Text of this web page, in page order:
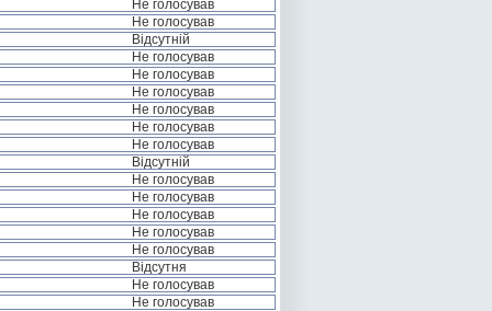
Не голосував
Не голосував
Відсутній
Не голосував
Не голосував
Не голосував
Не голосував
Не голосував
Не голосував
Відсутній
Не голосував
Не голосував
Не голосував
Не голосував
Не голосував
Відсутня
Не голосував
Не голосував